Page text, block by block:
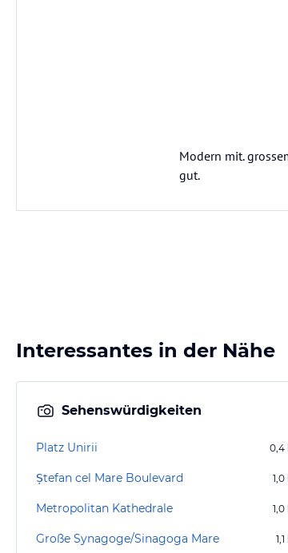
Modern mit.
gut.
Interessantes in der Nähe
Sehenswürdigkeiten
Platz Unirii 0,4
Ștefan cel Mare Boulevard 1,0
Metropolitan Kathedrale 1,0
Große Synagoge/Sinagoga Mare 1,1